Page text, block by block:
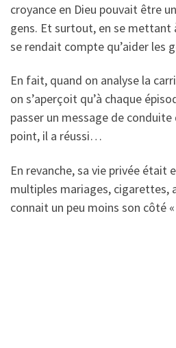
croyance en Dieu pouvait être
gens. Et surtout, en se mettant
se rendait compte qu’aider les
En fait, quand on analyse la
on s’aperçoit qu’à chaque
passer un message de
point, il a réussi…
En revanche, sa vie privée était
multiples mariages, cigarettes,
connait un peu moins son côté